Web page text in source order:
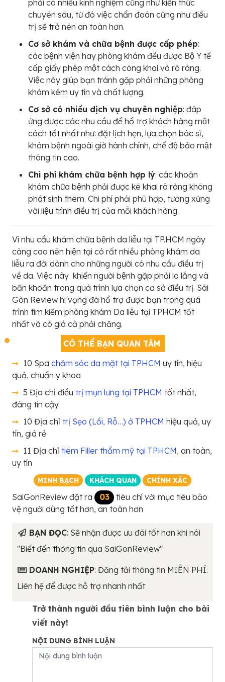
phải có nhiều kinh nghiệm cũng như kiến thức
chuyên sâu, từ đó việc chẩn đoán cũng như điều
trị sẽ trở nên an toàn hơn.
Cơ sở khám và chữa bệnh được cấp phép:
các bệnh viện hay phòng khám đều được Bộ Y tế
cấp giấy phép một cách công khai và rõ ràng.
Việc này giúp bạn tránh gặp phải những phòng
khám kém uy tín và chất lượng.
Cơ sở có nhiều dịch vụ chuyên nghiệp: đáp
ứng được các nhu cầu để hổ trợ khách hàng một
cách tốt nhất như: đặt lịch hẹn, lựa chọn bác sĩ,
khám bệnh ngoài giờ hành chính, chế độ bảo mật
thông tin cao.
Chi phí khám chữa bệnh hợp lý: các khoản
khám chữa bệnh phải được kê khai rõ ràng không
phát sinh thêm. Chi phí phải phù hợp, tương xứng
với liệu trình điều trị của mỗi khách hàng.
Vì nhu cầu khám chữa bệnh da liễu tại TP.HCM ngày
càng cao nên hiện tại có rất nhiều phòng khám da
liễu ra đời dành cho những người có nhu cầu điều trị
về da. Việc này khiến người bệnh gặp phải lo lắng và
băn khoăn trong quá trình lựa chọn cơ sở điều trị. Sài
Gòn Review hi vọng đã hổ trợ được bạn trong quá
trình tìm kiếm phòng khám Da liễu tại TPHCM tốt
nhất và có giá cả phải chăng.
CÓ THỂ BẠN QUAN TÂM
10 Spa chăm sóc da mặt tại TPHCM uy tín, hiệu
quả, chuẩn y khoa
5 Địa chỉ điều trị mụn lưng tại TPHCM tốt nhất,
đáng tin cậy
10 Địa chỉ trị Sẹo (Lồi, Rỗ…) ở TPHCM hiệu quả, uy
tín, giá rẻ
11 Địa chỉ tiêm Filler thẩm mỹ tại TPHCM, an toàn,
uy tín
MINH BẠCH KHÁCH QUAN CHÍNH XÁC
SaiGonReview đặt ra 03
tiêu chí với mục tiêu bảo
vệ người dùng tốt hơn, an toàn hơn
BẠN ĐỌC: Sẽ nhận được ưu đãi tốt hơn khi nói
"Biết đến thông tin qua SaiGonReview"
DOANH NGHIỆP: Đăng tải thông tin MIỄN PHÍ.
Liên hệ để được hỗ trợ nhanh nhất
Trở thành người đầu tiên bình luận cho bài
viết này!
NỘI DUNG BÌNH LUẬN